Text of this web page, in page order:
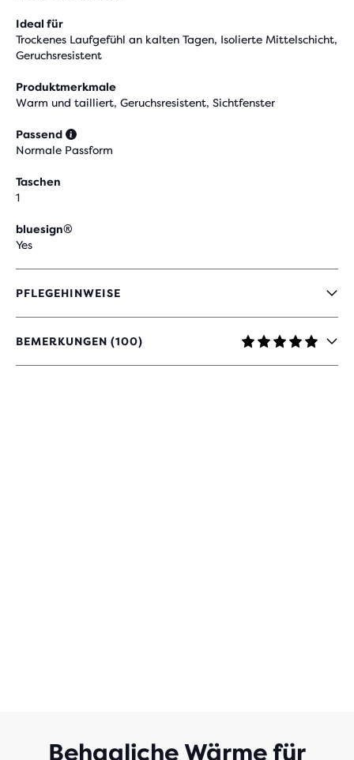
Ideal für
Trockenes Laufgefühl an kalten Tagen, Isolierte Mittelschicht,
Geruchsresistent
Produktmerkmale
Warm und tailliert, Geruchsresistent, Sichtfenster
Passend
Normale Passform
Taschen
1
bluesign®
Yes
PFLEGEHINWEISE
BEMERKUNGEN (100)
4,8
VON
Behagliche Wärme für